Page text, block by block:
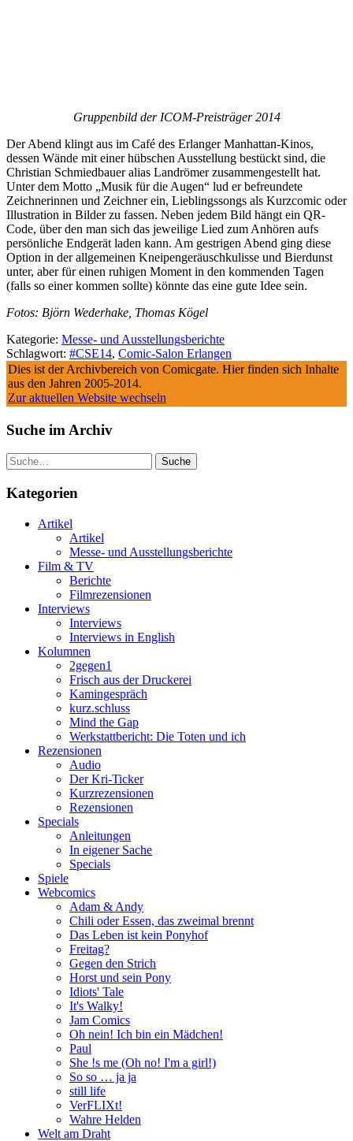
Gruppenbild der ICOM-Preisträger 2014
Der Abend klingt aus im Café des Erlanger Manhattan-Kinos,
dessen Wände mit einer hübschen Ausstellung bestückt sind, die
Christian Schmiedbauer alias Landrömer zusammengestellt hat.
Unter dem Motto „Musik für die Augen“ lud er befreundete
Zeichnerinnen und Zeichner ein, Lieblingssongs als Kurzcomic oder
Illustration in Bilder zu fassen. Neben jedem Bild hängt ein QR-
Code, über den man sich das jeweilige Lied zum Anhören aufs
persönliche Endgerät laden kann. Am gestrigen Abend ging diese
Option in der allgemeinen Kneipengeräuschkulisse und Bierdunst
unter, aber für einen ruhigen Moment in den kommenden Tagen
(falls so einer kommen sollte) könnte das eine gute Idee sein.
Fotos: Björn Wederhake, Thomas Kögel
Kategorie: Messe- und Ausstellungsberichte
Schlagwort: #CSE14, Comic-Salon Erlangen
Dies ist der Archivbereich von Comicgate. Hier finden sich Inhalte
aus den Jahren 2005-2014.
Zur aktuellen Website wechseln
Suche im Archiv
Suche
Kategorien
Artikel
Artikel
Messe- und Ausstellungsberichte
Film & TV
Berichte
Filmrezensionen
Interviews
Interviews
Interviews in English
Kolumnen
2gegen1
Frisch aus der Druckerei
Kamingespräch
kurz.schluss
Mind the Gap
Werkstattbericht: Die Toten und ich
Rezensionen
Audio
Der Kri-Ticker
Kurzrezensionen
Rezensionen
Specials
Anleitungen
In eigener Sache
Specials
Spiele
Webcomics
Adam & Andy
Chili oder Essen, das zweimal brennt
Das Leben ist kein Ponyhof
Freitag?
Gegen den Strich
Horst und sein Pony
Idiots' Tale
It's Walky!
Jam Comics
Oh nein! Ich bin ein Mädchen!
Paul
She !s me (Oh no! I'm a girl!)
So so … ja ja
still life
VerFLIXt!
Wahre Helden
Welt am Draht